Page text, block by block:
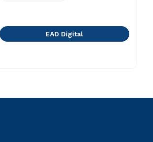
EAD Digital